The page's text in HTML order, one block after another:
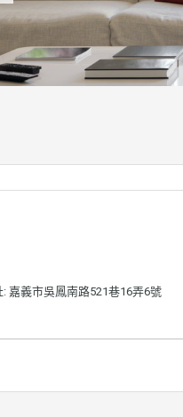
: 嘉義市吳鳳南路521巷16弄6號